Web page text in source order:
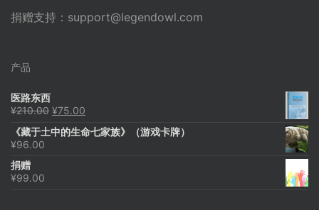
捐赠支持： support@legendowl.com
产品
医路东西
¥210.00 原
为：
¥75.00
价
《藏于土中的生命七家族》（游戏卡牌）
¥96.00
捐赠
¥99.00